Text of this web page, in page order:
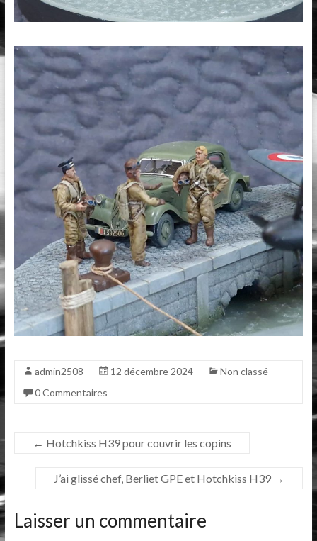
admin2508 12 décembre 2024
Non classé
0 Commentaires
← Hotchkiss H39 pour couvrir les copins
J’ai glissé chef, Berliet GPE et Hotchkiss H39 →
Laisser un commentaire